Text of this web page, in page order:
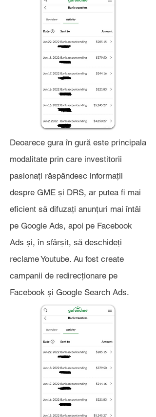
Deoarece gura în gură este principala
modalitate prin care investitorii
pasionați răspândesc informații
despre GME și DRS, ar putea fi mai
eficient să difuzați anunțuri mai întâi
pe Google Ads, apoi pe Facebook
Ads și, în sfârșit, să deschideți
reclame Youtube. Au fost create
campanii de redirecționare pe
Facebook și Google Search Ads.